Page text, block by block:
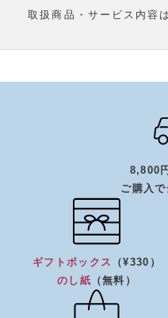
取扱商品・サービス内容
8,800
ご購入で
ギフトボックス
（¥330）
のし紙 （無料）